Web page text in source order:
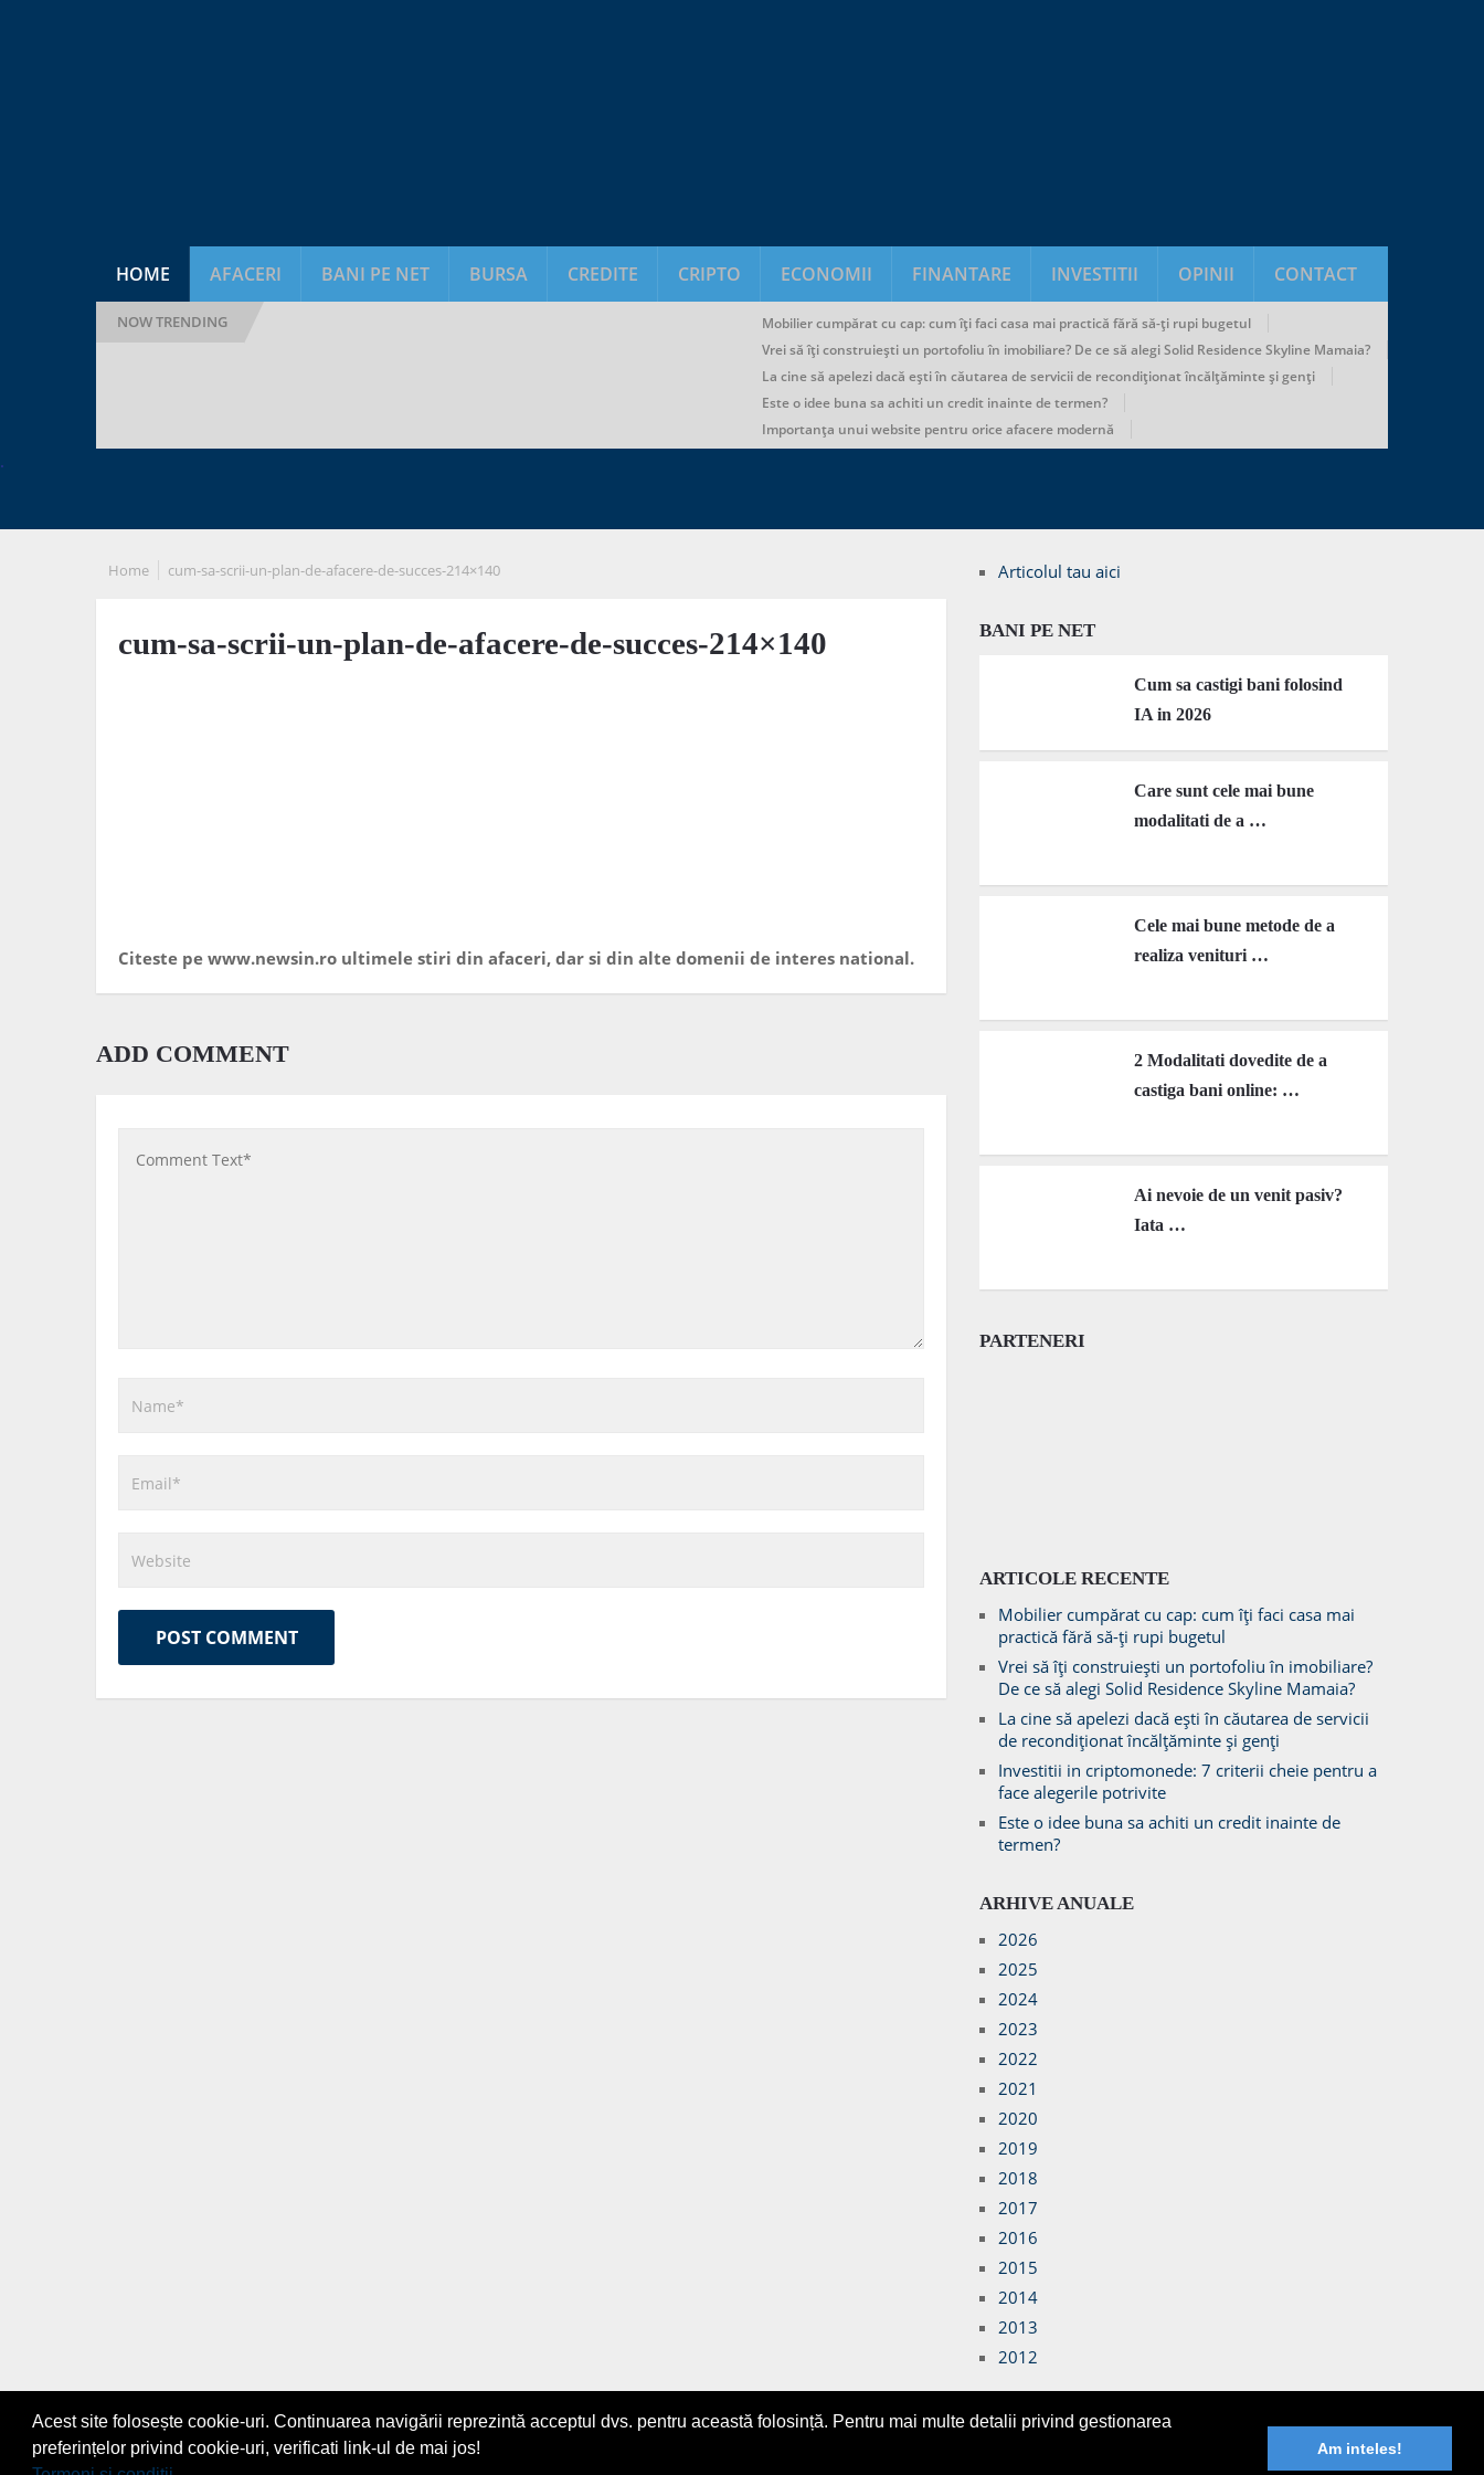
Acest site folosește cookie-uri. Continuarea navigării reprezintă acceptul dvs. pentru această folosință. Pentru mai multe detalii privind gestionarea
preferințelor privind cookie-uri, verificati link-ul de mai jos!
Am inteles!
HOME AFACERI BANI PE NET BURSA CREDITE CRIPTO ECONOMII FINANTARE INVESTITII OPINII CONTACT
NOW TRENDING
Mobilier cumpărat cu cap: cum îți faci casa mai practică fără să-ți rupi bugetul
Vrei să îți construiești un portofoliu în imobiliare? De ce să alegi Solid Residence Skyline Mamaia?
La cine să apelezi dacă ești în căutarea de servicii de recondiționat încălțăminte și genți
Este o idee buna sa achiti un credit inainte de termen?
Importanța unui website pentru orice afacere modernă
.
Home cum-sa-scrii-un-plan-de-afacere-de-succes-214×140
cum-sa-scrii-un-plan-de-afacere-de-succes-214×140
Citeste pe www.newsin.ro ultimele stiri din afaceri, dar si din alte domenii de interes national.
ADD COMMENT
Articolul tau aici
BANI PE NET
Cum sa castigi bani folosind
IA in 2026
Care sunt cele mai bune
modalitati de a …
Cele mai bune metode de a
realiza venituri …
2 Modalitati dovedite de a
castiga bani online: …
Ai nevoie de un venit pasiv?
Iata …
PARTENERI
ARTICOLE RECENTE
Mobilier cumpărat cu cap: cum îți faci casa mai
practică fără să-ți rupi bugetul
Vrei să îți construiești un portofoliu în imobiliare?
De ce să alegi Solid Residence Skyline Mamaia?
La cine să apelezi dacă ești în căutarea de servicii
de recondiționat încălțăminte și genți
Investitii in criptomonede: 7 criterii cheie pentru a
face alegerile potrivite
Este o idee buna sa achiti un credit inainte de
termen?
ARHIVE ANUALE
2026
2025
2024
2023
2022
2021
2020
2019
2018
2017
2016
2015
2014
2013
2012